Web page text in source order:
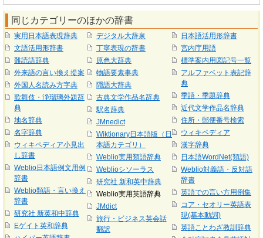
同じカテゴリーのほかの辞書
実用日本語表現辞典
文語活用形辞書
難読語辞典
外来語の言い換え提案
外国人名読み方字典
歌舞伎・浄瑠璃外題辞
典
地名辞典
名字辞典
ウィキペディア小見出
し辞書
Weblio日本語例文用例
辞書
Weblio類語・言い換え
辞書
研究社 新英和中辞典
Eゲイト英和辞典
デジタル大辞泉
丁寧表現の辞書
原色大辞典
物語要素事典
隠語大辞典
古典文学作品名辞典
駅名辞典
JMnedict
Wiktionary日本語版（日
本語カテゴリ）
Weblio実用類語辞典
Weblioシソーラス
研究社 新和英中辞典
Weblio実用英語辞典
JMdict
旅行・ビジネス英会話
翻訳
日本語活用形辞書
宮内庁用語
標準案内用図記号一覧
アルファベット表記辞
典
季語・季題辞典
近代文学作品名辞典
住所・郵便番号検索
ウィキペディア
漢字辞典
日本語WordNet(類語)
Weblio対義語・反対語
辞書
英語での言い方用例集
コア・セオリー英語表
現(基本動詞)
英語ことわざ教訓辞典